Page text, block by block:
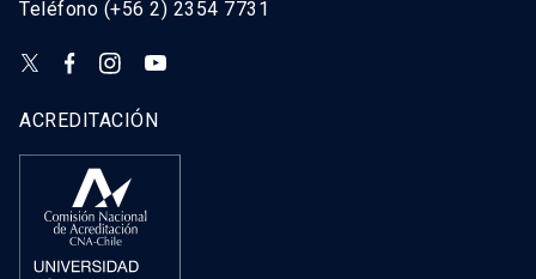
Teléfono (+56 2) 2354 7731
ACREDITACIÓN